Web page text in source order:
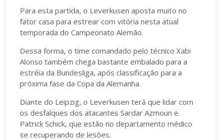
Para esta partida, o Leverkusen aposta muito no
fator casa para estrear com vitória nesta atual
temporada do Campeonato Alemão.
Dessa forma, o time comandado pelo técnico Xabi
Alonso também chega bastante embalado para a
estréia da Bundesliga, após classificação para a
próxima fase da Copa da Alemanha.
Diante do Leipzig, o Leverkusen terá que lidar com
os desfalques dos atacantes Sardar Azmoun e
Patrick Schick, que estão no departamento médico
se recuperando de lesões.